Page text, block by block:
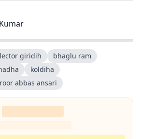
giridih
bhaglu ram
koldiha
abbas ansari